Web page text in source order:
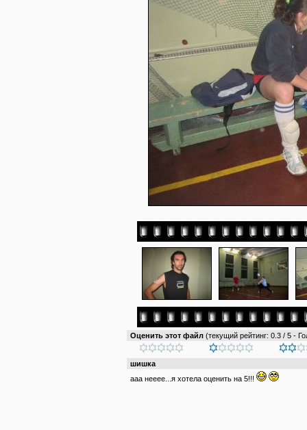
Оценить этот файл (текущий рейтинг: 0.3 / 5 -
шишка
ааа нееее...я хотела оценить на 5!!!